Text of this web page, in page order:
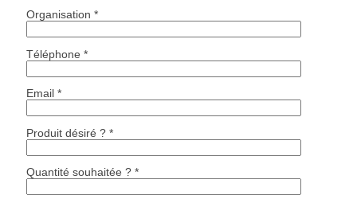
Organisation *
Téléphone *
Email *
Produit désiré ? *
Quantité souhaitée ? *